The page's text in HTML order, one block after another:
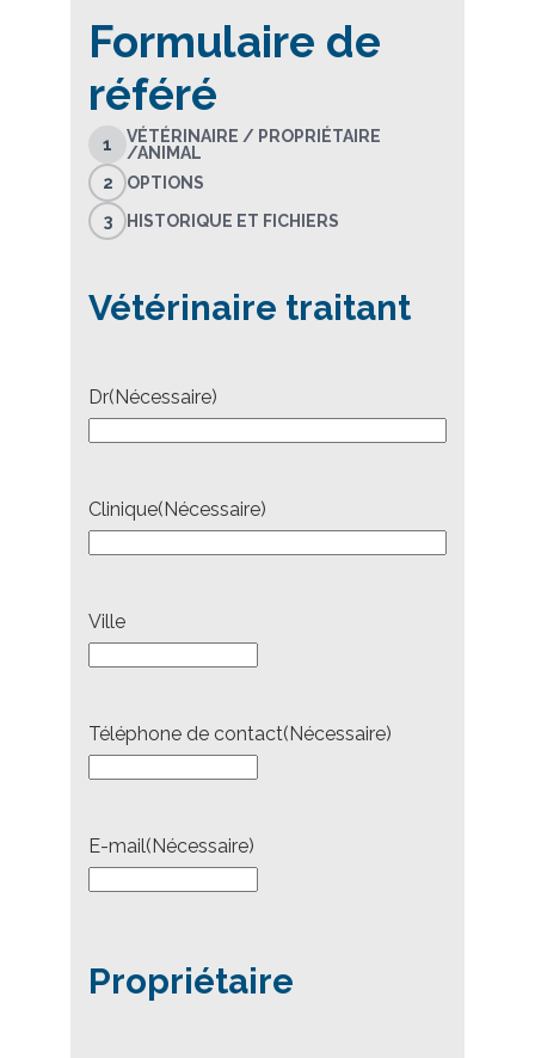
Formulaire de
référé
1
VÉTÉRINAIRE / PROPRIÉTAIRE
/ANIMAL
2
OPTIONS
3
HISTORIQUE ET FICHIERS
Vétérinaire traitant
Dr(Nécessaire)
Clinique(Nécessaire)
Ville
Téléphone de contact(Nécessaire)
E-mail(Nécessaire)
Propriétaire